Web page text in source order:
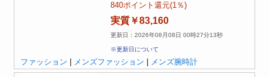
840ポイント還元(1％)
実質￥83,160
更新日：2026年08月08日 00時27分13秒
※更新日について
ファッション メンズファッション メンズ腕時計